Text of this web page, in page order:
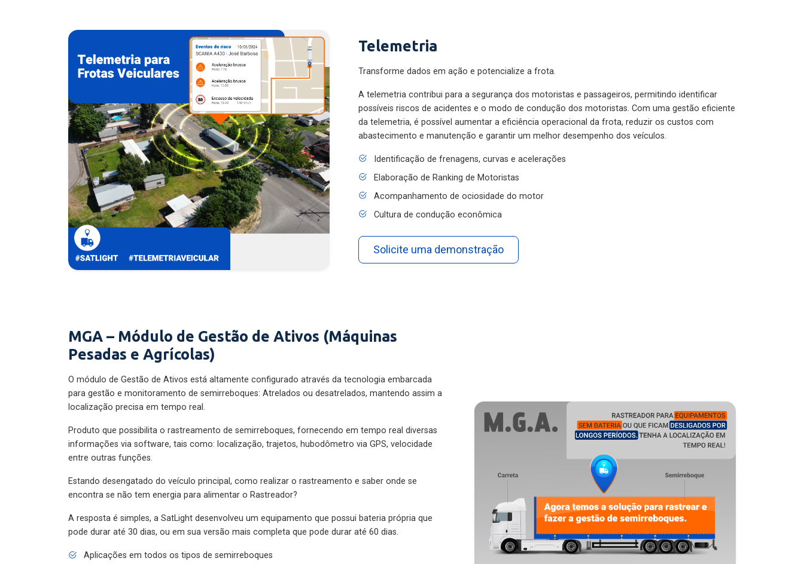
Telemetria
Transforme dados em ação e potencialize a frota.
A telemetria contribui para a segurança dos motoristas e passageiros, permitindo identificar
possíveis riscos de acidentes e o modo de condução dos motoristas. Com uma gestão eficiente
da telemetria, é possível aumentar a eficiência operacional da frota, reduzir os custos com
abastecimento e manutenção e garantir um melhor desempenho dos veículos.
Identificação de frenagens, curvas e acelerações
Elaboração de Ranking de Motoristas
Acompanhamento de ociosidade do motor
Cultura de condução econômica
Solicite uma demonstração
MGA – Módulo de Gestão de Ativos (Máquinas
Pesadas e Agrícolas)
O módulo de Gestão de Ativos está altamente configurado através da tecnologia embarcada
para gestão e monitoramento de semirreboques: Atrelados ou desatrelados, mantendo assim a
localização precisa em tempo real.
Produto que possibilita o rastreamento de semirreboques, fornecendo em tempo real diversas
informações via software, tais como: localização, trajetos, hubodômetro via GPS, velocidade
entre outras funções.
Estando desengatado do veículo principal, como realizar o rastreamento e saber onde se
encontra se não tem energia para alimentar o Rastreador?
A resposta é simples, a SatLight desenvolveu um equipamento que possui bateria própria que
pode durar até 30 dias, ou em sua versão mais completa que pode durar até 60 dias.
Aplicações em todos os tipos de semirreboques